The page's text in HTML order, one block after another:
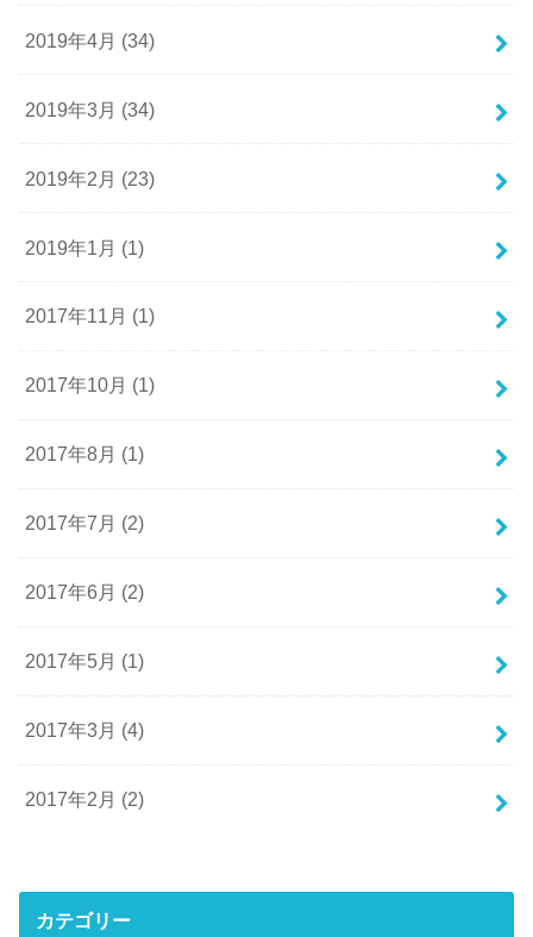
2019年4月 (34)
2019年3月 (34)
2019年2月 (23)
2019年1月 (1)
2017年11月 (1)
2017年10月 (1)
2017年8月 (1)
2017年7月 (2)
2017年6月 (2)
2017年5月 (1)
2017年3月 (4)
2017年2月 (2)
カテゴリー